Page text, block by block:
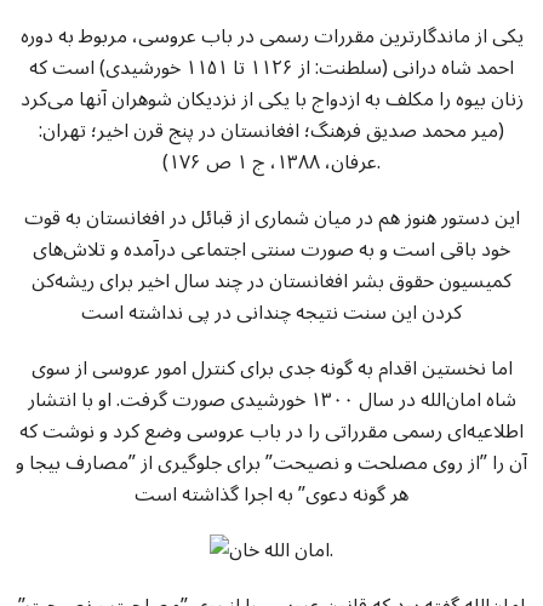
یکی از ماندگارترین مقررات رسمی در باب عروسی، مربوط به دوره
احمد شاه درانی (سلطنت: از ۱۱۲۶ تا ۱۱۵۱ خورشیدی) است که
زنان بیوه را مکلف به ازدواج با یکی از نزدیکان شوهران آنها می‌کرد
(میر محمد صدیق فرهنگ؛ افغانستان در پنج قرن اخیر؛ تهران:
عرفان، ۱۳۸۸، ج ۱ ص ۱۷۶).
این دستور هنوز هم در میان شماری از قبائل در افغانستان به قوت
خود باقی است و به صورت سنتی اجتماعی درآمده و تلاش‌های
کمیسیون حقوق بشر افغانستان در چند سال اخیر برای ریشه‌کن
کردن این سنت نتیجه چندانی در پی نداشته است
اما نخستین اقدام به گونه جدی برای کنترل امور عروسی از سوی
شاه امان‌الله در سال ۱۳۰۰ خورشیدی صورت گرفت. او با انتشار
اطلاعیه‌ای رسمی مقرراتی را در باب عروسی وضع کرد و نوشت که
آن را ”از روی مصلحت و نصیحت” برای جلوگیری از ”مصارف بیجا و
هر گونه دعوی” به اجرا گذاشته است
.